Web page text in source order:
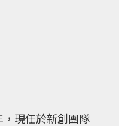
，現任於新創團隊